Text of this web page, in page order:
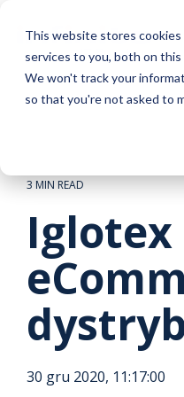
This website stores cookies
services to you, both on
We won't track your
so that you're not asked to
main
content.
Automatyzacja
Fakturowanie w czasie
i raportowanie
Automatyzacja
Automatyzacja
Automatyzacja
Globalna
Infinite Peppol
ViDA - VAT in the
Infinite Compliance
Wybrane
Infinite
Kariera
Baza wiedzy
Webinary
3 MIN READ
30 gru 2020, 11:17:00